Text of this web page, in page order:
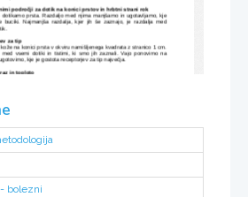
področji za dotik na konici prstov in hrbtni strani rok
dotikamo prsta. Razdaljo med njima manjšamo in ugotavljamo, kje
buciki.   Najmanjša   razdalja,   kjer   jih   še   zaznajo,   je   razdalja   med
za tip
na konici prsta v okviru namišljenega kvadrata z stranico 1 cm.
vsemi   dotiki   in   tistimi,   ki   smo   jih   zaznali.   Vajo   ponovimo   na
kje je gostota receptorjev za tip največja.
in toploto
vodi, občuti mlačno vodo kot mrzlo, tista, ki je bila v mrzli vodi
bolezni